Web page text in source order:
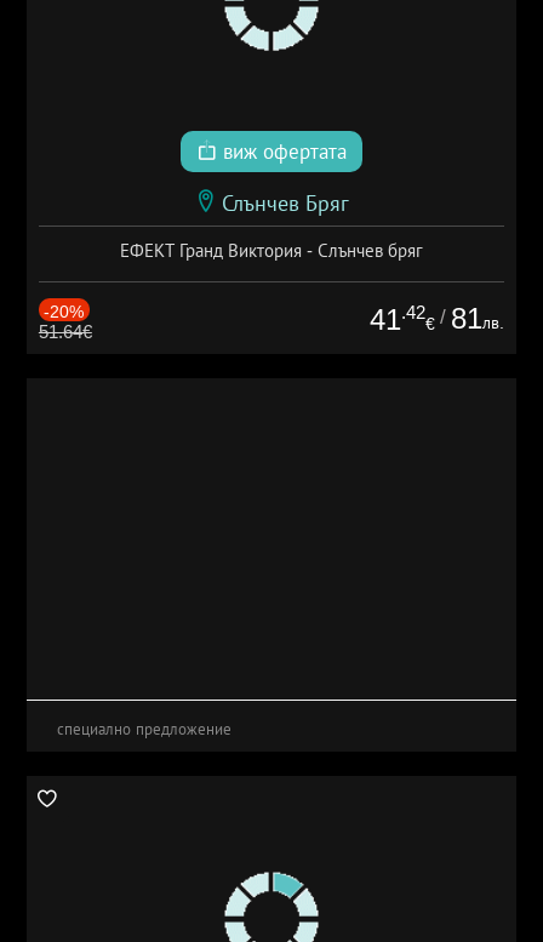
виж офертата
Слънчев Бряг
ЕФЕКТ Гранд Виктория - Слънчев бряг
-20%
51.64€ 41.42
€ / 81лв.
специално предложение